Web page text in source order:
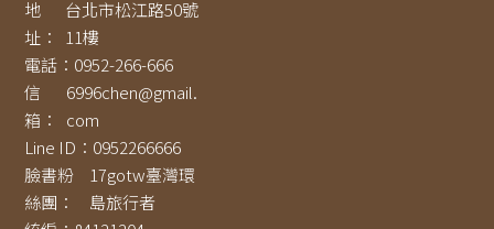
地
址：
台北市松江路50號
11樓
電話： 0952-266-666
信
箱：
6996chen@gmail.
com
Line ID： 0952266666
臉書粉
絲團：
17gotw臺灣環
島旅行者